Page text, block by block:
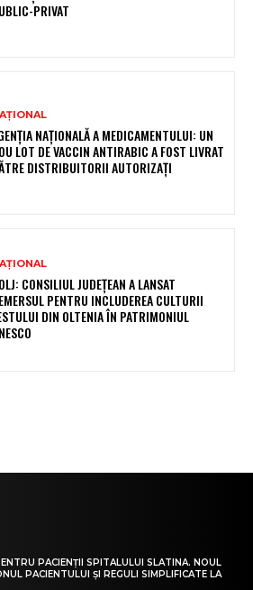
PRIVAT
NAȚIONALĂ A MEDICAMENTULUI: UN
LOT DE VACCIN ANTIRABIC A FOST LIVRAT
DISTRIBUITORII AUTORIZAȚI
CONSILIUL JUDEȚEAN A LANSAT
PENTRU INCLUDEREA CULTURII
DIN OLTENIA ÎN PATRIMONIUL
PACIENȚII SPITALULUI SLATINA. NOUL
PACIENTULUI ȘI REGULI SIMPLIFICATE LA